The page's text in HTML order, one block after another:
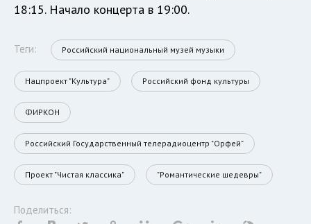
18:15. Начало концерта в 19:00.
Теги: Российский национальный музей музыки
Нацпроект "Культура" Российский фонд культуры
ФИРКОН
Российский Государственный телерадиоцентр "Орфей"
Проект "Чистая классика" "Романтические шедевры"
Поделиться: